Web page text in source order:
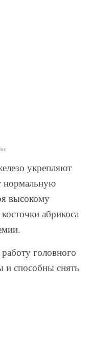
укрепляют
нормальную
высокому
абрикоса
головного
и способны снять